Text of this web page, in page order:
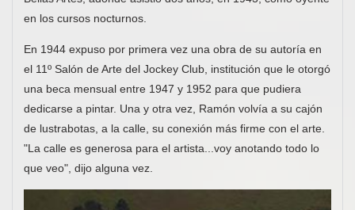
en los cursos nocturnos.
En 1944 expuso por primera vez una obra de su autoría en
el 11º Salón de Arte del Jockey Club, institución que le otorgó
una beca mensual entre 1947 y 1952 para que pudiera
dedicarse a pintar. Una y otra vez, Ramón volvía a su cajón
de lustrabotas, a la calle, su conexión más firme con el arte.
"La calle es generosa para el artista...voy anotando todo lo
que veo", dijo alguna vez.